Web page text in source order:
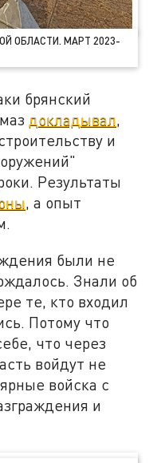
ОБЛАСТИ. МАРТ 2023-
брянский
докладывал,
и
Результаты
, а опыт
были не
Знали об
те, кто входил
Потому что
что через
войдут не
войска с
и